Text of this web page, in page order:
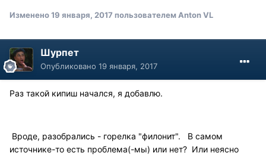
Изменено19 января, 2017 пользователем Anton VL
Шурпет
Опубликовано 19 января, 2017
Раз такой кипиш начался, я добавлю.
Вроде, разобрались - горелка "филонит". В самом
источнике-то есть проблема(-мы) или нет? Или неясно